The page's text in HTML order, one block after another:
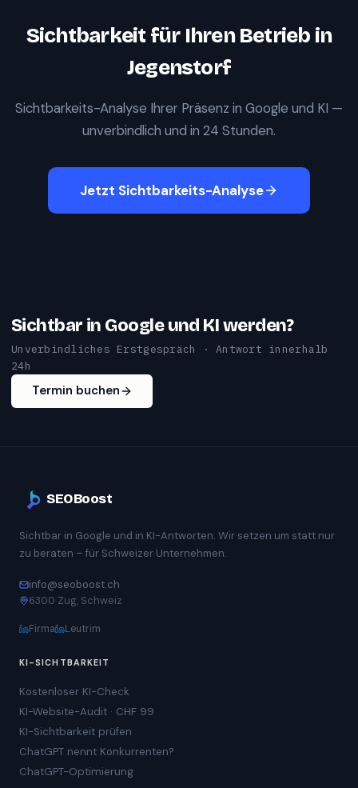
Sichtbarkeit für Ihren Betrieb in
Jegenstorf
Sichtbarkeits-Analyse Ihrer Präsenz in Google und KI —
unverbindlich und in 24 Stunden.
Jetzt Sichtbarkeits-Analyse
Sichtbar in Google und KI werden?
Unverbindliches Erstgespräch · Antwort innerhalb
24h
Termin buchen
SEOBoost
Sichtbar in Google und in KI-Antworten. Wir setzen um statt nur
zu beraten – für Schweizer Unternehmen.
info@seoboost.ch
6300 Zug, Schweiz
Firma Leutrim
KI-SICHTBARKEIT
Kostenloser KI-Check
KI-Website-Audit · CHF 99
KI-Sichtbarkeit prüfen
ChatGPT nennt Konkurrenten?
ChatGPT-Optimierung